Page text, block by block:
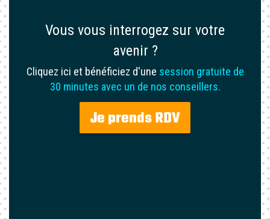
Vous vous interrogez sur votre
avenir ?
Cliquez ici et bénéficiez d'une session gratuite de
30 minutes avec un de nos conseillers.
Je prends RDV